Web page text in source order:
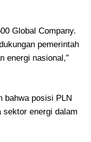
Global Company.
pemerintah
energi nasional,”
bahwa posisi PLN
sektor energi dalam